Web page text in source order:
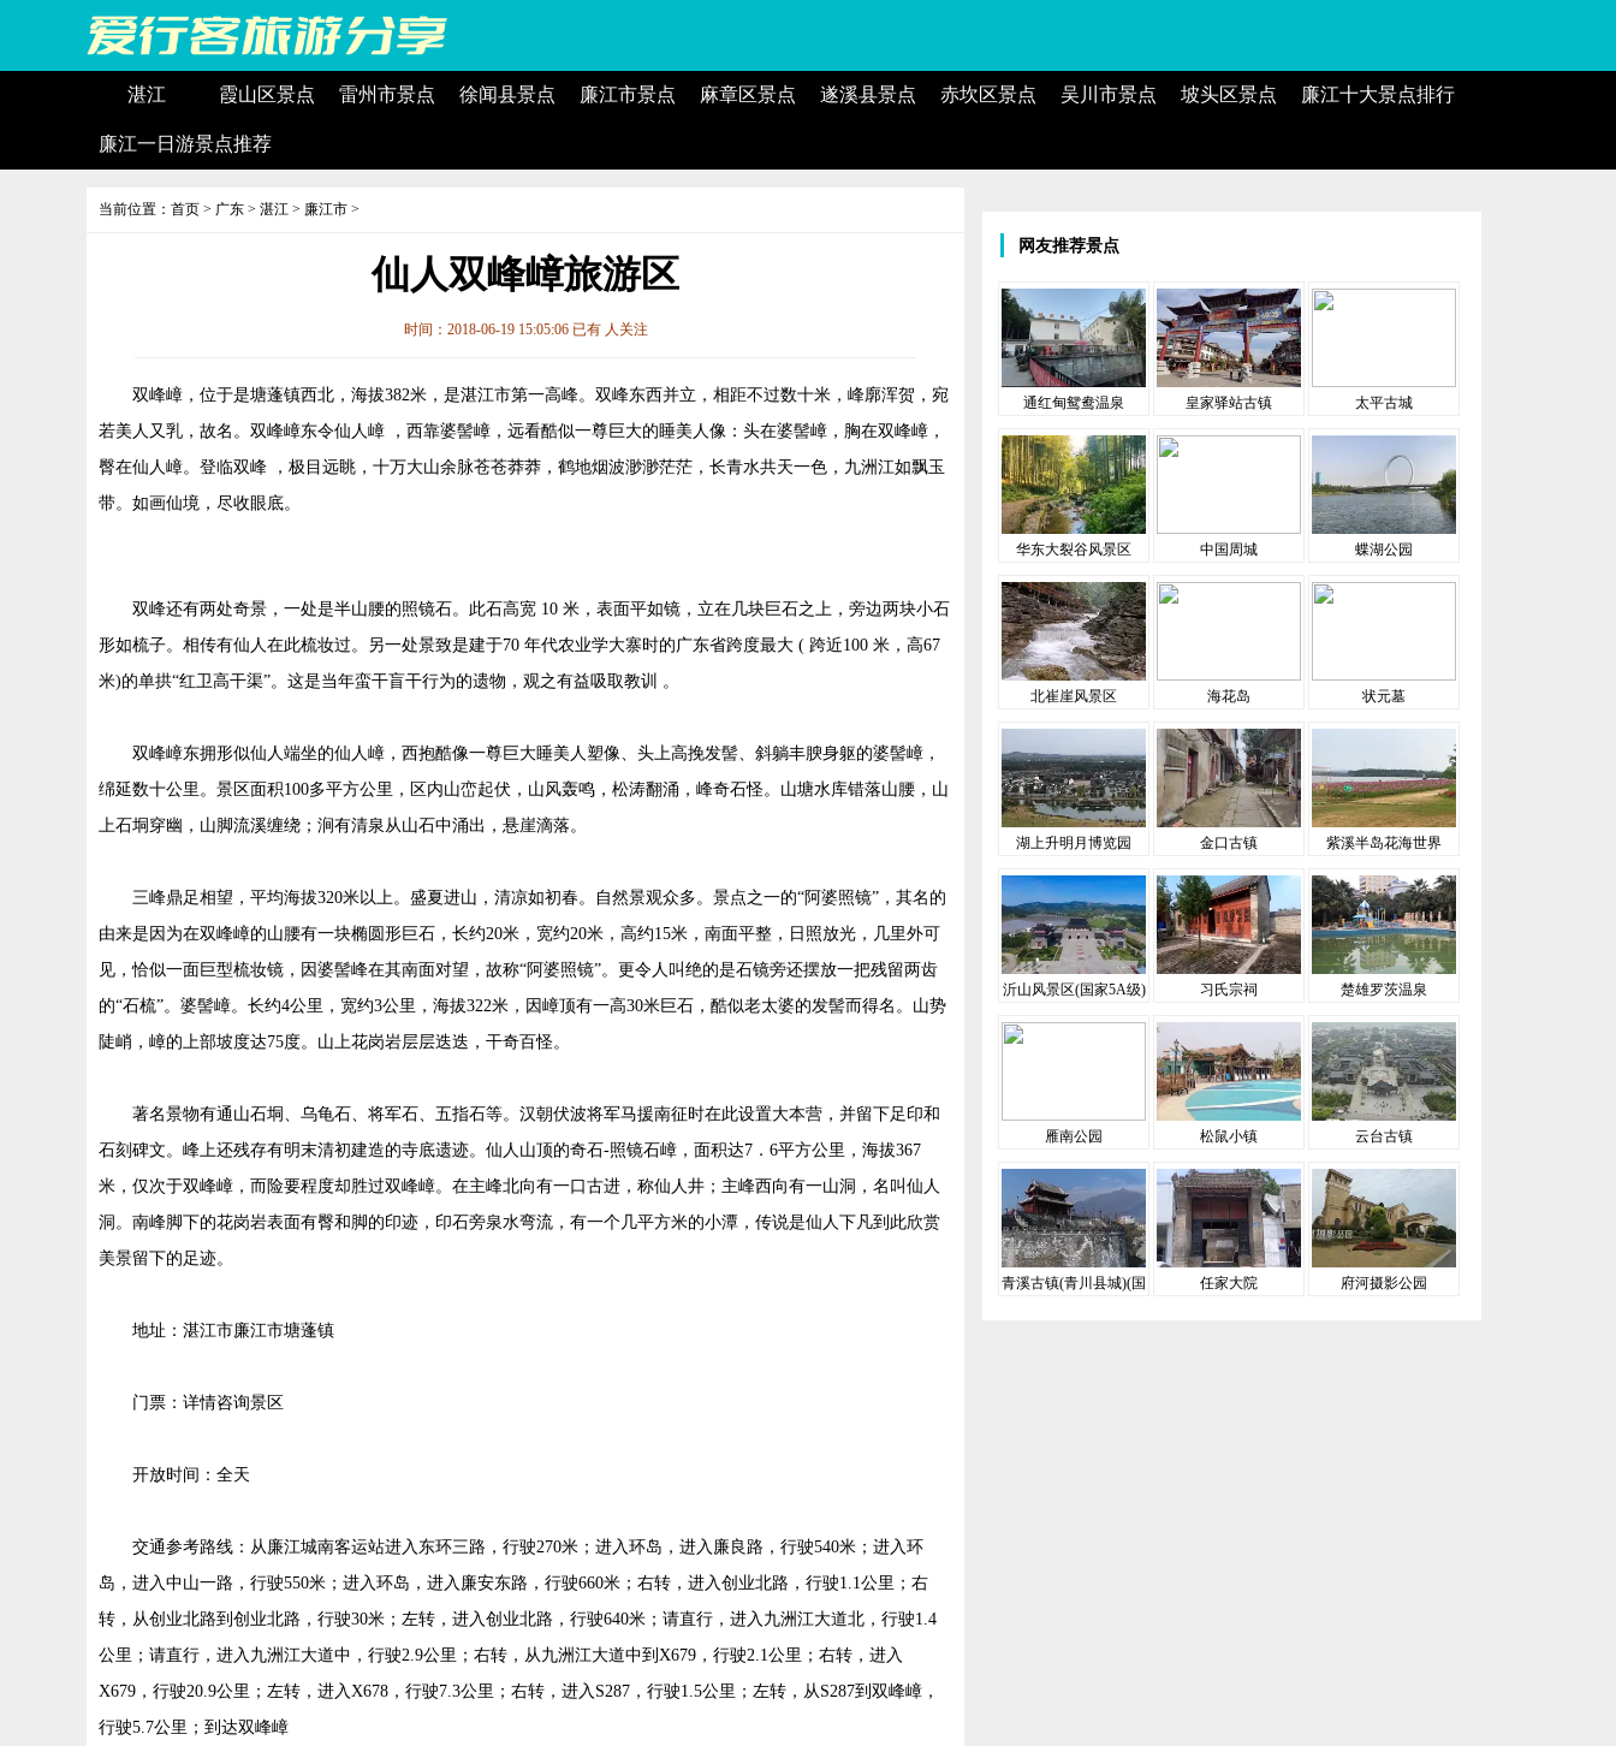
湛江 霞山区景点 雷州市景点 徐闻县景点 廉江市景点 麻章区景点 遂溪县景点 赤坎区景点 吴川市景点 坡头区景点 廉江十大景点排行
廉江一日游景点推荐
当前位置： 首页 > 广东 > 湛江 > 廉江市 >
仙人双峰嶂旅游区
时间：2018-06-19 15:05:06 已有 人关注
双峰嶂，位于是塘蓬镇西北，海拔382米，是湛江市第一高峰。双峰东西并立，相距不过数十米，峰廓浑贺，宛
若美人又乳，故名。双峰嶂东令仙人嶂 ，西靠婆髻嶂，远看酷似一尊巨大的睡美人像：头在婆髻嶂，胸在双峰嶂，
臀在仙人嶂。登临双峰 ，极目远眺，十万大山余脉苍苍莽莽，鹤地烟波渺渺茫茫，长青水共天一色，九洲江如飘玉
带。如画仙境，尽收眼底。
双峰还有两处奇景，一处是半山腰的照镜石。此石高宽 10 米，表面平如镜，立在几块巨石之上，旁边两块小石
形如梳子。相传有仙人在此梳妆过。另一处景致是建于70 年代农业学大寨时的广东省跨度最大 ( 跨近100 米，高67
米)的单拱“红卫高干渠”。这是当年蛮干盲干行为的遗物，观之有益吸取教训 。
双峰嶂东拥形似仙人端坐的仙人嶂，西抱酷像一尊巨大睡美人塑像、头上高挽发髻、斜躺丰腴身躯的婆髻嶂，
绵延数十公里。景区面积100多平方公里，区内山峦起伏，山风轰鸣，松涛翻涌，峰奇石怪。山塘水库错落山腰，山
上石垌穿幽，山脚流溪缠绕；涧有清泉从山石中涌出，悬崖滴落。
三峰鼎足相望，平均海拔320米以上。盛夏进山，清凉如初春。自然景观众多。景点之一的“阿婆照镜”，其名的
由来是因为在双峰嶂的山腰有一块椭圆形巨石，长约20米，宽约20米，高约15米，南面平整，日照放光，几里外可
见，恰似一面巨型梳妆镜，因婆髻峰在其南面对望，故称“阿婆照镜”。更令人叫绝的是石镜旁还摆放一把残留两齿
的“石梳”。婆髻嶂。长约4公里，宽约3公里，海拔322米，因嶂顶有一高30米巨石，酷似老太婆的发髻而得名。山势
陡峭，嶂的上部坡度达75度。山上花岗岩层层迭迭，干奇百怪。
著名景物有通山石垌、乌龟石、将军石、五指石等。汉朝伏波将军马援南征时在此设置大本营，并留下足印和
石刻碑文。峰上还残存有明末清初建造的寺底遗迹。仙人山顶的奇石-照镜石嶂，面积达7．6平方公里，海拔367
米，仅次于双峰嶂，而险要程度却胜过双峰嶂。在主峰北向有一口古进，称仙人井；主峰西向有一山洞，名叫仙人
洞。南峰脚下的花岗岩表面有臀和脚的印迹，印石旁泉水弯流，有一个几平方米的小潭，传说是仙人下凡到此欣赏
美景留下的足迹。
地址：湛江市廉江市塘蓬镇
门票：详情咨询景区
开放时间：全天
交通参考路线：从廉江城南客运站进入东环三路，行驶270米；进入环岛，进入廉良路，行驶540米；进入环
岛，进入中山一路，行驶550米；进入环岛，进入廉安东路，行驶660米；右转，进入创业北路，行驶1.1公里；右
转，从创业北路到创业北路，行驶30米；左转，进入创业北路，行驶640米；请直行，进入九洲江大道北，行驶1.4
公里；请直行，进入九洲江大道中，行驶2.9公里；右转，从九洲江大道中到X679，行驶2.1公里；右转，进入
X679，行驶20.9公里；左转，进入X678，行驶7.3公里；右转，进入S287，行驶1.5公里；左转，从S287到双峰嶂，
行驶5.7公里；到达双峰嶂
网友推荐景点
通红甸鸳鸯温泉 皇家驿站古镇 太平古城
华东大裂谷风景区 中国周城 蝶湖公园
北崔崖风景区 海花岛 状元墓
湖上升明月博览园 金口古镇 紫溪半岛花海世界
沂山风景区(国家5A级) 习氏宗祠 楚雄罗茨温泉
雁南公园 松鼠小镇 云台古镇
青溪古镇(青川县城)(国
任家大院 府河摄影公园